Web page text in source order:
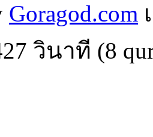
Goragod.com
วินาที (8